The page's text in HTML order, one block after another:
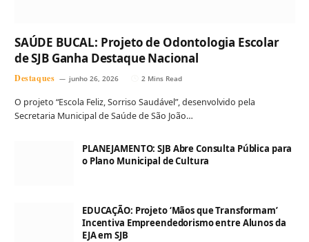
SAÚDE BUCAL: Projeto de Odontologia Escolar
de SJB Ganha Destaque Nacional
Destaques junho 26, 2026 2 Mins Read
O projeto “Escola Feliz, Sorriso Saudável”, desenvolvido pela
Secretaria Municipal de Saúde de São João…
PLANEJAMENTO: SJB Abre Consulta Pública para
o Plano Municipal de Cultura
EDUCAÇÃO: Projeto ‘Mãos que Transformam’
Incentiva Empreendedorismo entre Alunos da
EJA em SJB